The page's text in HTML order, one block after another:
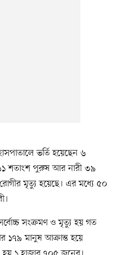
ভর্তি হয়েছেন ৬
শতাংশ পুরুষ আর নারী ৩৯
মৃত্যু হয়েছে। এর মধ্যে ৫০
সংক্রমণ ও মৃত্যু হয় গত
১৭৯ মানুষ আক্রান্ত হয়ে